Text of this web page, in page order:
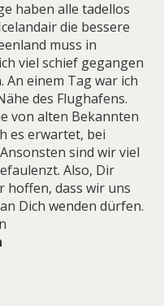
haben alle tadellos
die bessere
muss in
viel schief gegangen
An einem Tag war ich
des Flughafens.
von alten Bekannten
es erwartet, bei
sind wir viel
Also, Dir
hoffen, dass wir uns
Dich wenden dürfen.